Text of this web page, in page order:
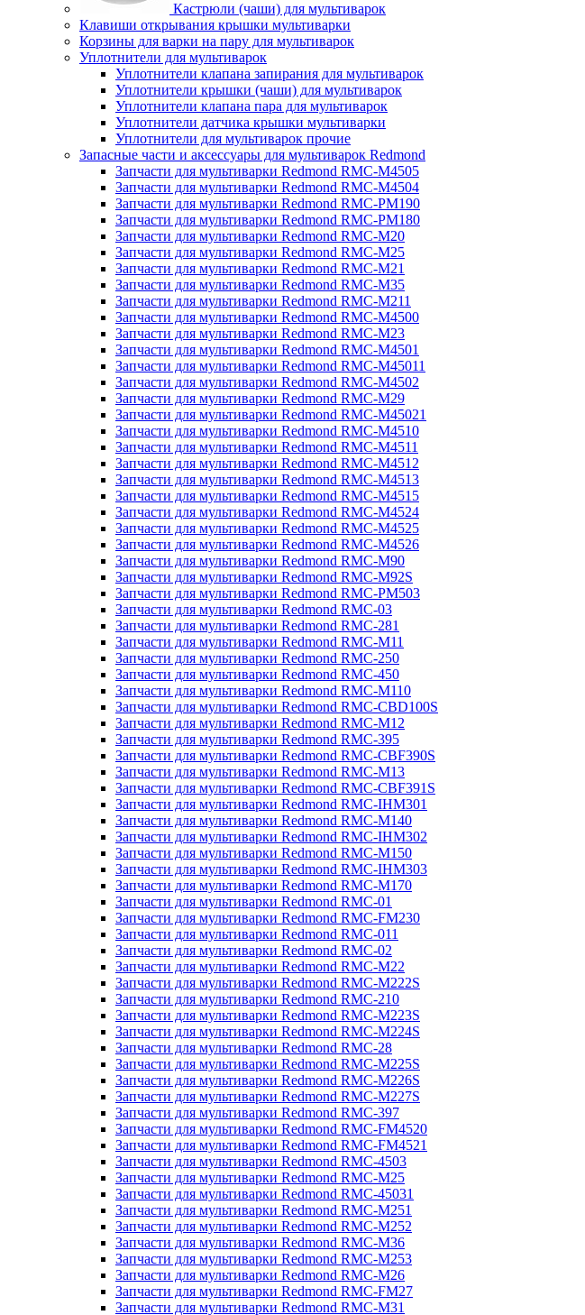
Кастрюли (чаши) для мультиварок
Клавиши открывания крышки мультиварки
Корзины для варки на пару для мультиварок
Уплотнители для мультиварок
Уплотнители клапана запирания для мультиварок
Уплотнители крышки (чаши) для мультиварок
Уплотнители клапана пара для мультиварок
Уплотнители датчика крышки мультиварки
Уплотнители для мультиварок прочие
Запасные части и аксессуары для мультиварок Redmond
Запчасти для мультиварки Redmond RMC-M4505
Запчасти для мультиварки Redmond RMC-M4504
Запчасти для мультиварки Redmond RMC-PM190
Запчасти для мультиварки Redmond RMC-PM180
Запчасти для мультиварки Redmond RMC-M20
Запчасти для мультиварки Redmond RMC-M25
Запчасти для мультиварки Redmond RMC-M21
Запчасти для мультиварки Redmond RMC-M35
Запчасти для мультиварки Redmond RMC-M211
Запчасти для мультиварки Redmond RMC-M4500
Запчасти для мультиварки Redmond RMC-M23
Запчасти для мультиварки Redmond RMC-M4501
Запчасти для мультиварки Redmond RMC-M45011
Запчасти для мультиварки Redmond RMC-M4502
Запчасти для мультиварки Redmond RMC-M29
Запчасти для мультиварки Redmond RMC-M45021
Запчасти для мультиварки Redmond RMC-M4510
Запчасти для мультиварки Redmond RMC-M4511
Запчасти для мультиварки Redmond RMC-M4512
Запчасти для мультиварки Redmond RMC-M4513
Запчасти для мультиварки Redmond RMC-M4515
Запчасти для мультиварки Redmond RMC-M4524
Запчасти для мультиварки Redmond RMC-M4525
Запчасти для мультиварки Redmond RMC-M4526
Запчасти для мультиварки Redmond RMC-M90
Запчасти для мультиварки Redmond RMC-M92S
Запчасти для мультиварки Redmond RMC-PM503
Запчасти для мультиварки Redmond RMC-03
Запчасти для мультиварки Redmond RMC-281
Запчасти для мультиварки Redmond RMC-M11
Запчасти для мультиварки Redmond RMC-250
Запчасти для мультиварки Redmond RMC-450
Запчасти для мультиварки Redmond RMC-M110
Запчасти для мультиварки Redmond RMC-CBD100S
Запчасти для мультиварки Redmond RMC-M12
Запчасти для мультиварки Redmond RMC-395
Запчасти для мультиварки Redmond RMC-CBF390S
Запчасти для мультиварки Redmond RMC-M13
Запчасти для мультиварки Redmond RMC-CBF391S
Запчасти для мультиварки Redmond RMC-IHM301
Запчасти для мультиварки Redmond RMC-M140
Запчасти для мультиварки Redmond RMC-IHM302
Запчасти для мультиварки Redmond RMC-M150
Запчасти для мультиварки Redmond RMC-IHM303
Запчасти для мультиварки Redmond RMC-M170
Запчасти для мультиварки Redmond RMC-01
Запчасти для мультиварки Redmond RMC-FM230
Запчасти для мультиварки Redmond RMC-011
Запчасти для мультиварки Redmond RMC-02
Запчасти для мультиварки Redmond RMC-M22
Запчасти для мультиварки Redmond RMC-M222S
Запчасти для мультиварки Redmond RMC-210
Запчасти для мультиварки Redmond RMC-M223S
Запчасти для мультиварки Redmond RMC-M224S
Запчасти для мультиварки Redmond RMC-28
Запчасти для мультиварки Redmond RMC-M225S
Запчасти для мультиварки Redmond RMC-M226S
Запчасти для мультиварки Redmond RMC-M227S
Запчасти для мультиварки Redmond RMC-397
Запчасти для мультиварки Redmond RMC-FM4520
Запчасти для мультиварки Redmond RMC-FM4521
Запчасти для мультиварки Redmond RMC-4503
Запчасти для мультиварки Redmond RMC-M25
Запчасти для мультиварки Redmond RMC-45031
Запчасти для мультиварки Redmond RMC-M251
Запчасти для мультиварки Redmond RMC-M252
Запчасти для мультиварки Redmond RMC-M36
Запчасти для мультиварки Redmond RMC-M253
Запчасти для мультиварки Redmond RMC-M26
Запчасти для мультиварки Redmond RMC-FM27
Запчасти для мультиварки Redmond RMC-M31